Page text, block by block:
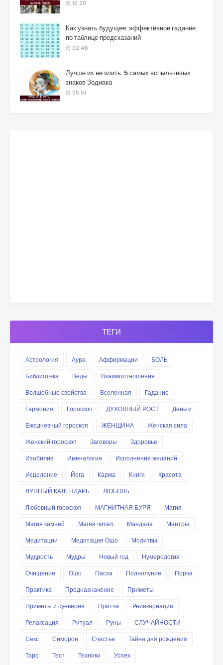
16:20
Как узнать будущее: эффективное гадание
по таблице предсказаний
02:46
Лучше их не злить: 5 самых вспыльчивых
знаков Зодиака
05:01
ТЕГИ
Астрология Аура Аффирмации
БОЛЬ
Библиотека
Веды
Взаимоотношения
Волшебные свойства
Вселенная
Гадание
Гармония
Гороскоп ДУХОВНЫЙ РОСТ
Деньги
Ежедневный гороскоп
ЖЕНЩИНА
Женская сила
Женский гороскоп
Заговоры
Здоровье
Изобилие
Именалогия
Исполнение желаний
Исцеление
Йога Карма Книги
Красота
ЛУННЫЙ КАЛЕНДАРЬ
ЛЮБОВЬ
Любовный гороскоп
МАГНИТНАЯ БУРЯ
Магия
Магия камней
Магия чисел Мандала
Мантры
Медитации
Медитация Ошо
Молитвы
Мудрость
Мудры Новый год
Нумерология
Очищение
Ошо Пасха Полнолуние
Порча
Практика
Предназначение
Приметы
Приметы и суеверия
Притча
Реинкарнация
Релаксация
Ритуал Руны
СЛУЧАЙНОСТИ
Секс
Симорон Счастье
Тайна дня рождения
Таро
Тест Техники
Успех